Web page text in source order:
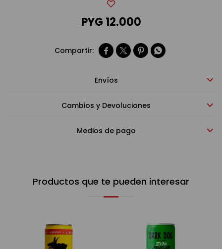
PYG 12.000
   
Envíos
Cambios y Devoluciones
Medios de pago
Productos que te pueden interesar
Bebidas sin alcohol
Accesorios y regalos